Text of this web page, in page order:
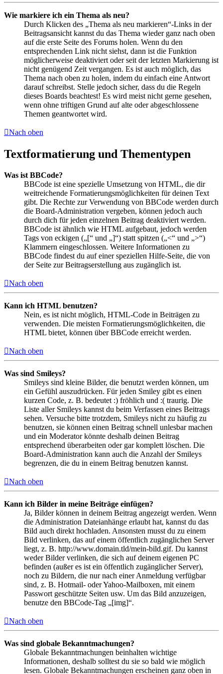
Wie markiere ich ein Thema als neu?
Durch Klicken des „Thema als neu markieren“-Links in der
Beitragsansicht kannst du das Thema wieder ganz nach oben
auf die erste Seite des Forums holen. Wenn du den
entsprechenden Link nicht siehst, dann ist die Funktion
möglicherweise deaktiviert oder seit der letzten Markierung ist
nicht genügend Zeit vergangen. Es ist auch möglich, das
Thema nach oben zu holen, indem du einfach eine Antwort
darauf schreibst. Stelle jedoch sicher, dass du die Regeln
dieses Boards beachtest! Es wird meist nicht gerne gesehen,
wenn ohne triftigen Grund auf alte oder abgeschlossene
Themen geantwortet wird.
Nach oben
Textformatierung und Thementypen
Was ist BBCode?
BBCode ist eine spezielle Umsetzung von HTML, die dir
weitreichende Formatierungsmöglichkeiten für deinen Text
gibt. Die Rechte zur Verwendung von BBCode werden durch
die Board-Administration vergeben, können jedoch auch
durch dich für jeden einzelnen Beitrag deaktiviert werden.
BBCode ist ähnlich wie HTML aufgebaut, jedoch werden
Tags von eckigen („[“ und „]“) statt spitzen („<“ und „>“)
Klammern eingeschlossen. Weitere Informationen zu
BBCode findest du auf einer speziellen Hilfe-Seite, die von
der Seite zur Beitragserstellung aus zugänglich ist.
Nach oben
Kann ich HTML benutzen?
Nein, es ist nicht möglich, HTML-Code in Beiträgen zu
verwenden. Die meisten Formatierungsmöglichkeiten, die
HTML bietet, können über BBCode erreicht werden.
Nach oben
Was sind Smileys?
Smileys sind kleine Bilder, die benutzt werden können, um
ein Gefühl auszudrücken. Für jeden Smiley gibt es einen
kurzen Code, z. B. bedeutet :) fröhlich und :( traurig. Die
Liste aller Smileys kannst du beim Verfassen eines Beitrags
sehen. Versuche bitte trotzdem, Smileys nicht zu häufig zu
benutzen, sie können einen Beitrag schnell unlesbar machen
und ein Moderator könnte deshalb deinen Beitrag
entsprechend überarbeiten oder gar komplett löschen. Die
Board-Administration kann auch die Anzahl der Smileys
begrenzen, die du in einem Beitrag benutzen kannst.
Nach oben
Kann ich Bilder in meine Beiträge einfügen?
Ja, Bilder können in deinem Beitrag angezeigt werden. Wenn
die Administration Dateianhänge erlaubt hat, kannst du das
Bild auch direkt hochladen. Ansonsten musst du zu einem
Bild verlinken, das auf einem öffentlich zugänglichen Server
liegt, z. B. http://www.domain.tld/mein-bild.gif. Du kannst
weder Bilder verlinken, die sich auf deinem eigenen PC
befinden (außer es ist ein öffentlich zugänglicher Server),
noch zu Bildern, die nur nach einer Anmeldung verfügbar
sind, z. B. Hotmail- oder Yahoo-Mailboxen, mit einem
Passwort geschützte Seiten usw. Um das Bild anzuzeigen,
benutze den BBCode-Tag „[img]“.
Nach oben
Was sind globale Bekanntmachungen?
Globale Bekanntmachungen beinhalten wichtige
Informationen, deshalb solltest du sie so bald wie möglich
lesen. Globale Bekanntmachungen erscheinen ganz oben in